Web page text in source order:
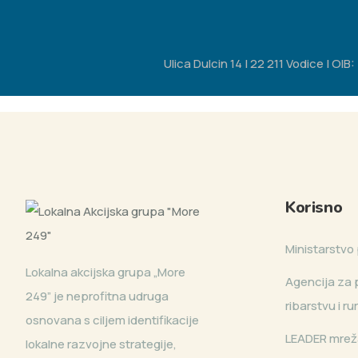
Ulica Dulcin 14 | 22 211 Vodice |
Lokalna akcijska grupa „More
249” je neprofitna udruga
osnovana s ciljem identifikacije
lokalne razvojne strategije,
Korisno
Ministarstvo
Agencija za
ribarstvu i
LEADER